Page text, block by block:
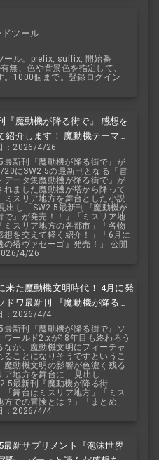
ツール
ール。prefix, suffix, 開始番
無、色や背景色を指定して、
。1000個まで。登録ログイン
『魔動機が降る街で』 感想を
紹介します！ 魔動機テーマの
おもしろいデータも多数！
：2026/4/26
最新刊『魔動機が降る街で』が
20にSW2.5の最新刊となる『冒
データ集魔動機が降る街で』が
れました魔動機が塔から降って
ミスリア地方を舞台とした小説
出し「SW2.5最新刊『魔動機が
で』が発売！！」「ミスリア地
ミスリア地方の各都市」「各物
想を交えて軽く紹介！」「6月に
の塔ヴァセーゴ』発売！」 公開
4/26
来た魔動機文明時代！ 4月に発
ドワ最新刊 『魔動機が降る街
介・予想・考察！
：2026/4/4
最新刊『魔動機が降る街で』ソ
ワールド2.xが18年目も終わろう
なか、魔動機文明にフィーチャ
ることになりそうですというこ
魔動機文明の影響が色濃く残る
ア地方を舞台に... 見出し
最新刊『魔動機が降る街
「舞台はミスリア地方」「ミス
方での冒険とは？」「まとめ」
：2026/4/4
最新サプリメント『泡沫世界